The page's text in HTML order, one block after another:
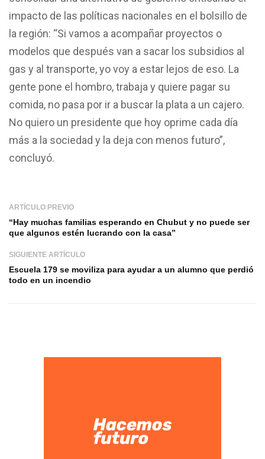
impacto de las políticas nacionales en el bolsillo de
la región: “Si vamos a acompañar proyectos o
modelos que después van a sacar los subsidios al
gas y al transporte, yo voy a estar lejos de eso. La
gente pone el hombro, trabaja y quiere pagar su
comida, no pasa por ir a buscar la plata a un cajero.
No quiero un presidente que hoy oprime cada día
más a la sociedad y la deja con menos futuro”,
concluyó.
ARTÍCULO PREVIO
“Hay muchas familias esperando en Chubut y no puede ser
que algunos estén lucrando con la casa”
SIGUIENTE ARTÍCULO
Escuela 179 se moviliza para ayudar a un alumno que perdió
todo en un incendio